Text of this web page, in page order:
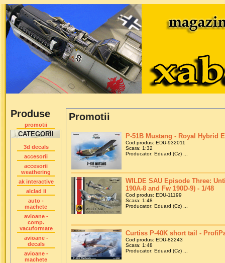
Produse
promotii
CATEGORII
3d decals
accesorii
accesorii
weathering
ak interactive
alclad ii
auto -
machete
avioane -
comp.
vacuformate
avioane -
decals
avioane -
machete
Promotii
P-51B Mustang - Royal Hybrid
Cod produs: EDU-932011
Scara: 1:32
Producator: Eduard (Cz) ...
WILDE SAU Episode Three:
190A-8 and Fw 190D-9) - 1/48
Cod produs: EDU-11199
Scara: 1:48
Producator: Eduard (Cz) ...
Curtiss P-40K short tail -
Cod produs: EDU-82243
Scara: 1:48
Producator: Eduard (Cz) ...